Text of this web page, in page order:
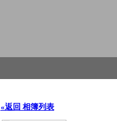
«返回 相簿列表